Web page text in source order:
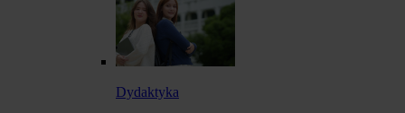
Dydaktyka